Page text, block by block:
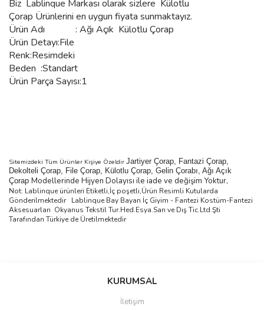
Biz Lablinque Markası olarak sizlere Külotlu
Çorap Ürünlerini en uygun fiyata sunmaktayız.
Ürün Adı : Ağı Açık Külotlu Çorap
Ürün Detayı:File
Renk:Resimdeki
Beden :Standart
Ürün Parça Sayısı:1
Sitemizdeki Tüm Ürünler Kişiye Özeldir Jartiyer Çorap, Fantazi Çorap,
Dekolteli Çorap, File Çorap, Külotlu Çorap, Gelin Çorabı, Ağı Açık
Çorap Modellerinde Hijyen Dolayısı ile iade ve değişim Yoktur,
Not: Lablinque ürünleri Etiketli,İç poşetli,Ürün Resimli Kutularda
Gönderilmektedir Lablinque Bay Bayan İç Giyim - Fantezi Kostüm-Fantezi
Aksesuarları Okyanus Tekstil Tur.Hed.Esya.San ve DışTic.Ltd.Şti
Tarafından Türkiye de Üretilmektedir
Bu ürüne ilk yorumu siz yapın!
KURUMSAL
İletişim